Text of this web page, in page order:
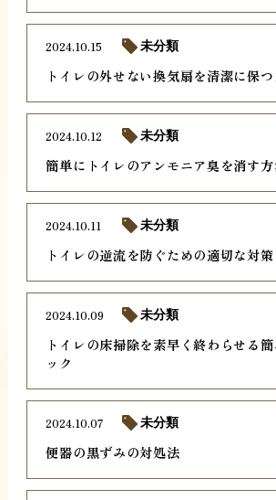
トイレの外せない換気扇を清潔に保
2024.10.15 未分類
簡単にトイレのアンモニア臭を消す
2024.10.12 未分類
トイレの逆流を防ぐための適切な対
2024.10.11 未分類
トイレの床掃除を素早く終わらせる
ック
2024.10.09 未分類
便器の黒ずみの対処法
2024.10.07 未分類